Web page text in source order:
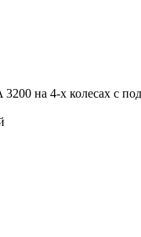
на 4-х колесах с